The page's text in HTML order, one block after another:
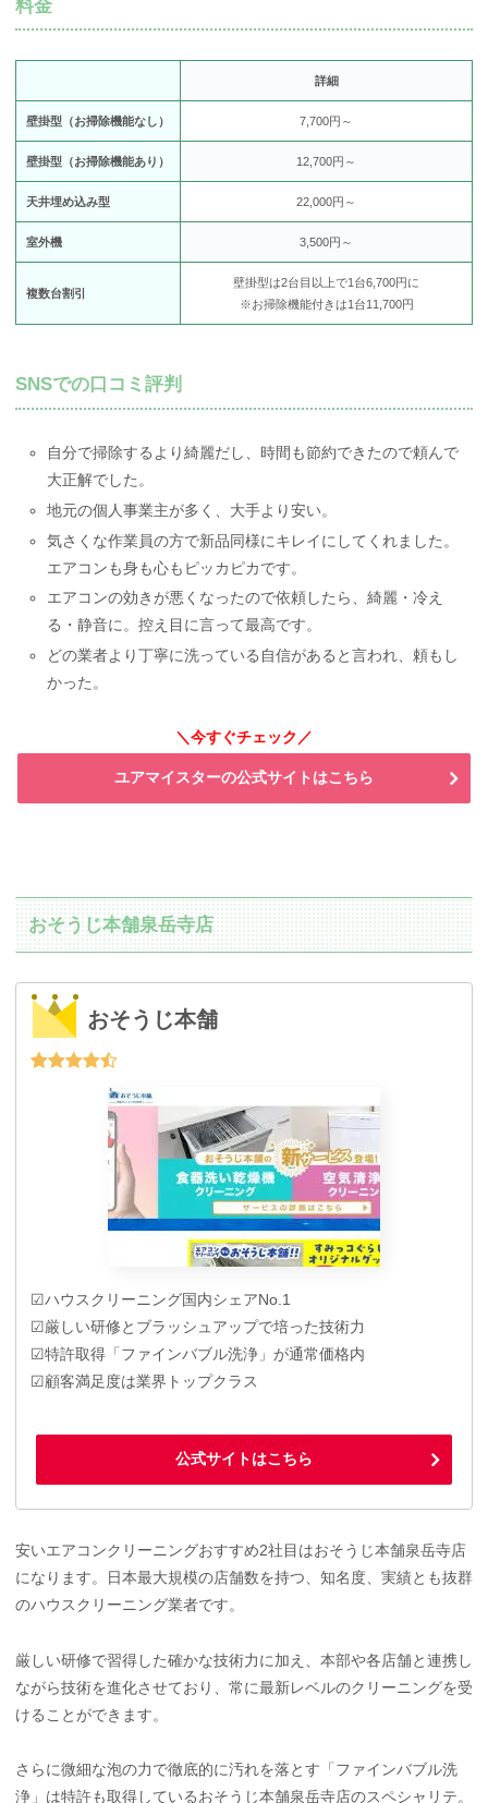
料金
詳細
壁掛型（お掃除機能なし） 7,700円～
壁掛型（お掃除機能あり） 12,700円～
天井埋め込み型 22,000円～
室外機 3,500円～
複数台割引
壁掛型は2台目以上で1台6,700円に
※お掃除機能付きは1台11,700円
SNSでの口コミ評判
自分で掃除するより綺麗だし、時間も節約できたので頼んで
大正解でした。
地元の個人事業主が多く、大手より安い。
気さくな作業員の方で新品同様にキレイにしてくれました。
エアコンも身も心もピッカピカです。
エアコンの効きが悪くなったので依頼したら、綺麗・冷え
る・静音に。控え目に言って最高です。
どの業者より丁寧に洗っている自信があると言われ、頼もし
かった。
＼今すぐチェック／
ユアマイスターの公式サイトはこちら
おそうじ本舗泉岳寺店
おそうじ本舗
☑ハウスクリーニング国内シェアNo.1
☑厳しい研修とブラッシュアップで培った技術力
☑特許取得「ファインバブル洗浄」が通常価格内
☑顧客満足度は業界トップクラス
公式サイトはこちら
安いエアコンクリーニングおすすめ2社目はおそうじ本舗泉岳寺店
になります。日本最大規模の店舗数を持つ、知名度、実績とも抜群
のハウスクリーニング業者です。
厳しい研修で習得した確かな技術力に加え、本部や各店舗と連携し
ながら技術を進化させており、常に最新レベルのクリーニングを受
けることができます。
さらに微細な泡の力で徹底的に汚れを落とす「ファインバブル洗
浄」は特許も取得しているおそうじ本舗泉岳寺店のスペシャリテ。